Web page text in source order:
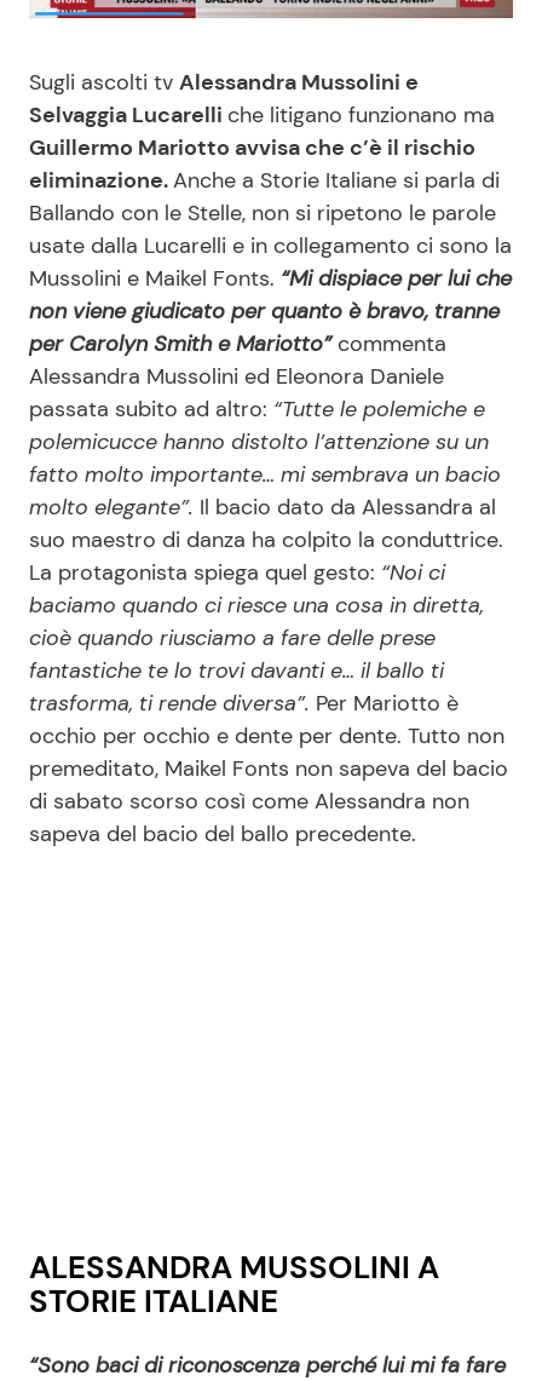
Mondo Mamma
News benessere
Salute
Viaggi e Turismo
Festività
Le Ricette in TV
Primi Piatti
Ricette Facili e Veloci
Ricette Feste
Ricette per Bambini
Seguici
Info
Chi siamo
Disclaimer e Privacy
Redazione
Contattaci
Sugli ascolti tv Alessandra Mussolini e
Selvaggia Lucarelli che litigano funzionano ma
Guillermo Mariotto avvisa che c’è il rischio
eliminazione.Anche a Storie Italiane si parla di
Ballando con le Stelle, non si ripetono le parole
usate dalla Lucarelli e in collegamento ci sono la
Mussolini e Maikel Fonts. “Mi dispiace per lui che
non viene giudicato per quanto è bravo, tranne
per Carolyn Smith e Mariotto”commenta
Alessandra Mussolini ed Eleonora Daniele
passata subito ad altro: “Tutte le polemiche e
polemicucce hanno distolto l’attenzione su un
fatto molto importante… mi sembrava un bacio
molto elegante”. Il bacio dato da Alessandra al
suo maestro di danza ha colpito la conduttrice.
La protagonista spiega quel gesto: “Noi ci
baciamo quando ci riesce una cosa in diretta,
cioè quando riusciamo a fare delle prese
fantastiche te lo trovi davanti e… il ballo ti
trasforma, ti rende diversa”. Per Mariotto è
occhio per occhio e dente per dente. Tutto non
premeditato, Maikel Fonts non sapeva del bacio
di sabato scorso così come Alessandra non
sapeva del bacio del ballo precedente.
ALESSANDRA MUSSOLINI A
STORIE ITALIANE
“Sono baci di riconoscenza perché lui mi fa fare